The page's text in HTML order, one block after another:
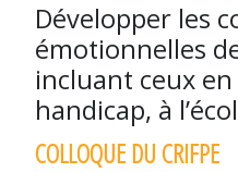
Développer les
émotionnelles
incluant ceux
handicap, à
COLLOQUE DU CRIFPE